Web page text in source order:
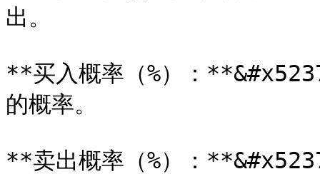
出。
**买入概率（%）：
的概率。
**卖出概率（%）：